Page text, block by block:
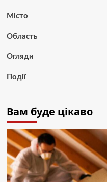
Місто
Область
Огляди
Події
Вам буде цікаво